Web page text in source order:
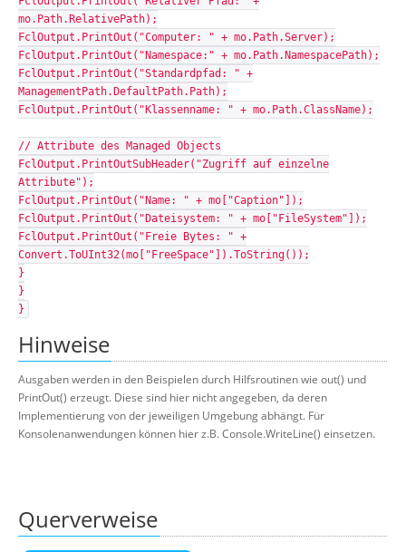
mo.Path.RelativePath);
FclOutput.PrintOut("Computer: " + mo.Path.Server);
FclOutput.PrintOut("Namespace:" + mo.Path.NamespacePath);
FclOutput.PrintOut("Standardpfad: " +
ManagementPath.DefaultPath.Path);
FclOutput.PrintOut("Klassenname: " + mo.Path.ClassName);
// Attribute des Managed Objects
FclOutput.PrintOutSubHeader("Zugriff auf einzelne
Attribute");
FclOutput.PrintOut("Name: " + mo["Caption"]);
FclOutput.PrintOut("Dateisystem: " + mo["FileSystem"]);
FclOutput.PrintOut("Freie Bytes: " +
Convert.ToUInt32(mo["FreeSpace"]).ToString());
}
}
}
Hinweise
Ausgaben werden in den Beispielen durch Hilfsroutinen wie out() und
PrintOut() erzeugt. Diese sind hier nicht angegeben, da deren
Implementierung von der jeweiligen Umgebung abhängt. Für
Konsolenanwendungen können hier z.B. Console.WriteLine() einsetzen.
Querverweise